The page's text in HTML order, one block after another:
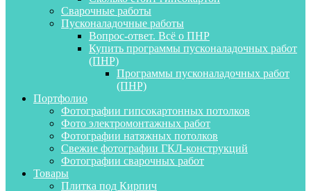
Сварочные работы
Пусконаладочные работы
Вопрос-ответ. Всё о ПНР
Купить программы пусконаладочных работ
(ПНР)
Программы пусконаладочных работ
(ПНР)
Портфолио
Фотографии гипсокартонных потолков
Фото электромонтажных работ
Фотографии натяжных потолков
Свежие фотографии ГКЛ-конструкций
Фотографии сварочных работ
Товары
Плитка под Кирпич